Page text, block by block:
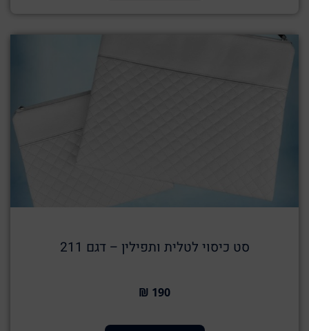
סט כיסוי לטלית ותפילין – דגם 211
190 ₪